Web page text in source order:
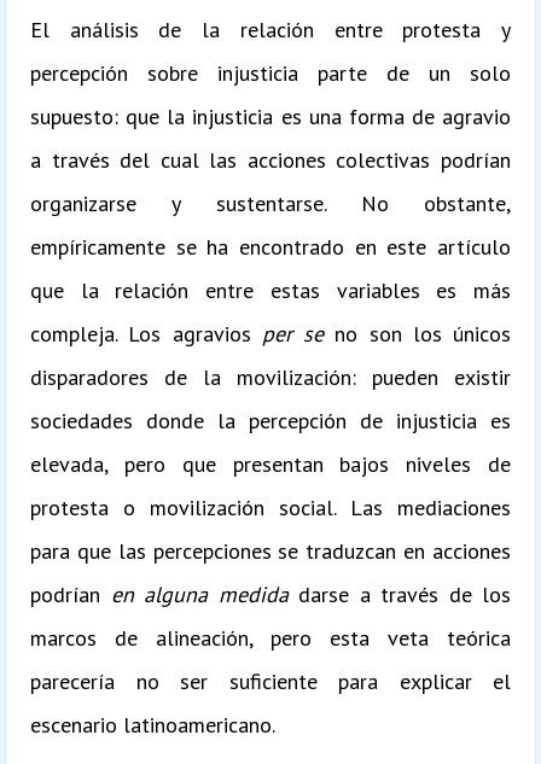
El análisis de la relación entre protesta y
percepción sobre injusticia parte de un solo
supuesto: que la injusticia es una forma de agravio
a través del cual las acciones colectivas podrían
organizarse y sustentarse. No obstante,
empíricamente se ha encontrado en este artículo
que la relación entre estas variables es más
compleja. Los agravios per se no son los únicos
disparadores de la movilización: pueden existir
sociedades donde la percepción de injusticia es
elevada, pero que presentan bajos niveles de
protesta o movilización social. Las mediaciones
para que las percepciones se traduzcan en acciones
podrían en alguna medidadarse a través de los
marcos de alineación, pero esta veta teórica
parecería no ser suficiente para explicar el
escenario latinoamericano.